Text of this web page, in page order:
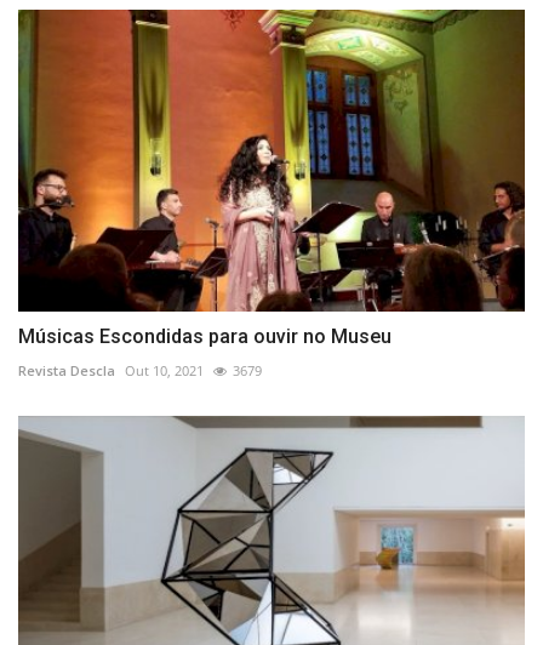
Músicas Escondidas para ouvir no Museu
Revista Descla Out 10, 2021 3679